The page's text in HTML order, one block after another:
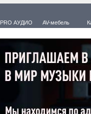
PRO АУДИО AV-мебель